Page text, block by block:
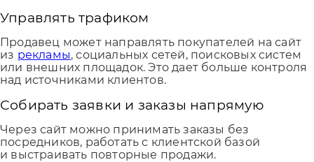
Управлять трафиком
Продавец может направлять покупателей на сайт
из рекламы, социальных сетей, поисковых систем
или внешних площадок. Это дает больше контроля
над источниками клиентов.
Собирать заявки и заказы напрямую
Через сайт можно принимать заказы без
посредников, работать с клиентской базой
и выстраивать повторные продажи.